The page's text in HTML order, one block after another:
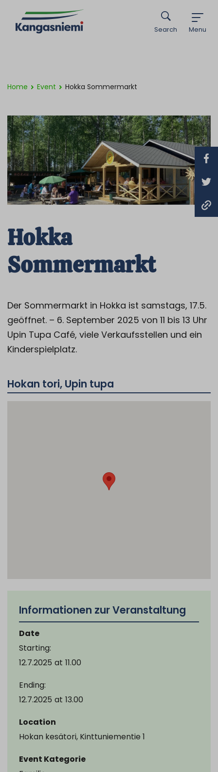
Menu
Search
Home Event Hokka Sommermarkt
Hokka
Sommermarkt
Der Sommermarkt in Hokka ist samstags, 17.5.
geöffnet. – 6. September 2025 von 11 bis 13 Uhr
Upin Tupa Café, viele Verkaufsstellen und ein
Kinderspielplatz.
Hokan tori, Upin tupa
Informationen zur Veranstaltung
Date
Starting:
12.7.2025 at 11.00
Ending:
12.7.2025 at 13.00
Location
Hokan kesätori, Kinttuniementie 1
Event Kategorie